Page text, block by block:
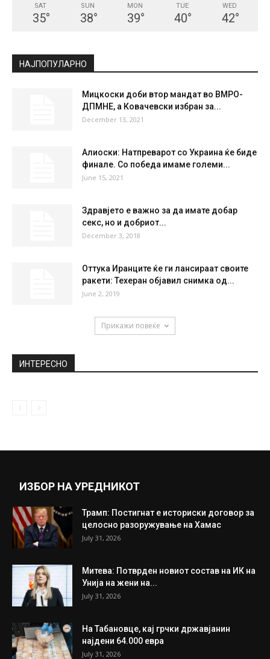
SAT
35°
SUN
38°
MON
39°
TUE
40°
WED
42°
НАЈПОПУЛАРНО
Мицкоски доби втор мандат во ВМРО-
ДПМНЕ, а Ковачевски избран за...
December 13, 2021
Алиоски: Натпреварот со Украина ќе биде
финале. Со победа имаме големи...
June 15, 2021
Здравјето е важно за да имате добар
секс, но и добриот...
December 3, 2018
Оттука Иранците ќе ги лансираат своите
ракети: Техеран објавил снимка од...
June 2, 2019
Прикажи повеќе
ИНТЕРЕСНО
ИЗБОР НА УРЕДНИКОТ
Трамп: Постигнат е историски договор за
целосно разоружување на Хамас
July 31, 2026
Митева: Потврден новиот состав на ИК на
Унија на жени на...
July 31, 2026
На Табановце, кај грчки државјанин
најдени 64.000 евра
July 31, 2026